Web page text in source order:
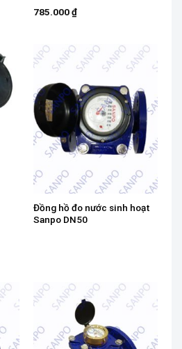
785.000₫
Đồng hồ đo nước sinh hoạt
Sanpo DN50